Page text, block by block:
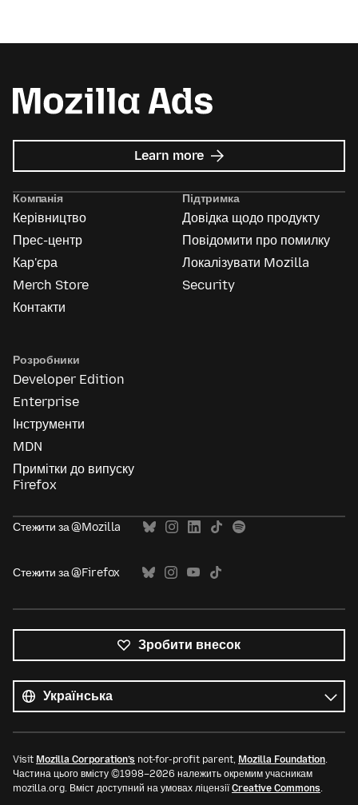
Learn more about
Mozilla
Компанія
Керівництво
Прес-центр
Кар'єра
Merch Store
Контакти
Підтримка
Довідка щодо продукту
Повідомити про помилку
Локалізувати Mozilla
Security
Розробники
Developer Edition
Enterprise
Інструменти
MDN
Примітки до випуску
Firefox
Стежити за @Mozilla
Стежити за @Firefox
Зробити внесок
мови
Мова
Visit Mozilla Corporation’s not-for-profit parent, Mozilla Foundation.
Частина цього вмісту ©1998–2026 належить окремим учасникам
mozilla.org. Вміст доступний на умовах ліцензіїCreative Commons.